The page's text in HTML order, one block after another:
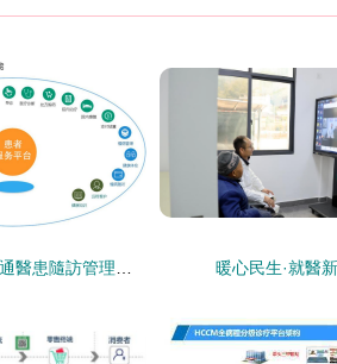
暖心民生·就醫